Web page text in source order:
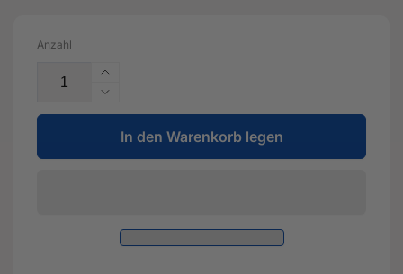
Anzahl
Erhöhe
die
Menge
für
5&quot;
4&quot;
Verringere
die
Menge
für
Ansaugung
In den Warenkorb legen